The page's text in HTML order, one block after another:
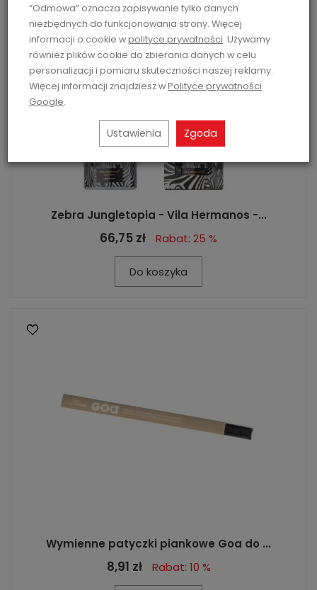
“Odmowa” oznacza zapisywanie tylko danych
niezbędnych do funkcjonowania strony. Więcej
informacji o cookie wpolityce prywatności. Używamy
również plików cookie do zbierania danych w celu
personalizacji i pomiaru skuteczności naszej reklamy.
Więcej informacji znajdziesz wPolityce prywatności
Google.
Ustawienia Zgoda
Zebra Jungletopia - Vila Hermanos -...
66,75 zł Rabat: 25 %
Do koszyka
Wymienne patyczki piankowe Goa do ...
8,91 zł Rabat: 10 %